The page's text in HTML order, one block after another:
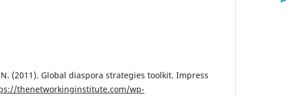
(2011). Global diaspora strategies toolkit. Impress
thenetworkinginstitute.com/wp-